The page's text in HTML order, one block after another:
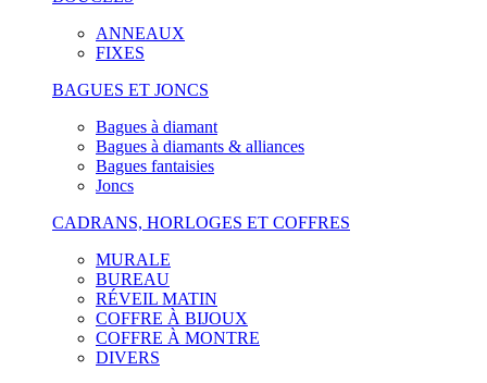
ANNEAUX
FIXES
BAGUES ET JONCS
Bagues à diamant
Bagues à diamants & alliances
Bagues fantaisies
Joncs
CADRANS, HORLOGES ET COFFRES
MURALE
BUREAU
RÉVEIL MATIN
COFFRE À BIJOUX
COFFRE À MONTRE
DIVERS